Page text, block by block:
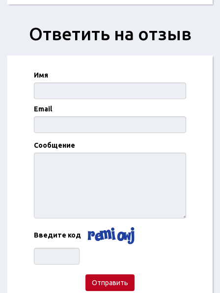
Ответить на отзыв
Имя
Email
Сообщение
Введите код
Отправить